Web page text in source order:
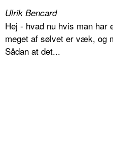
Ulrik Bencard
Hej - hvad nu hvis man har
meget af sølvet er væk, og
Sådan at det...